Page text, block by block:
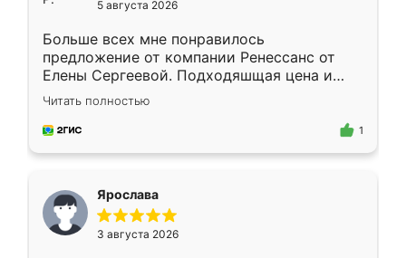
5 августа 2026
Больше всех мне понравилось
предложение от компании Ренессанс от
Елены Сергеевой. Подходяшщая цена и
короткие сроки изготовления. Приехавший
для замера сотрудник Владислав
предложил по моему эскизу самый
Читать полностью
1
Ярослава
3 августа 2026